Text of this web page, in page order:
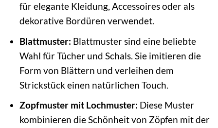
für elegante Kleidung, Accessoires oder als
dekorative Bordüren verwendet.
Blattmuster: Blattmuster sind eine beliebte
Wahl für Tücher und Schals. Sie imitieren die
Form von Blättern und verleihen dem
Strickstück einen natürlichen Touch.
Zopfmuster mit Lochmuster: Diese Muster
kombinieren die Schönheit von Zöpfen mit der